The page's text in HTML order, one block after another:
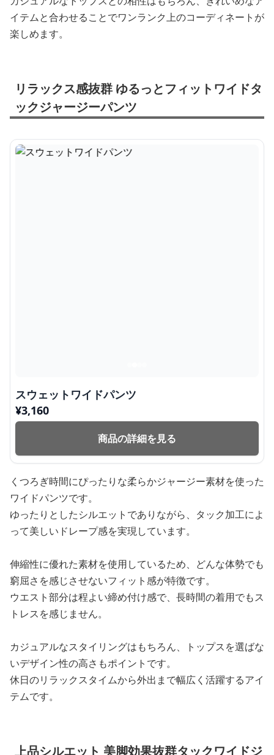
イテムと合わせることでワンランク上のコーディネートが
楽しめます。
リラックス感抜群 ゆるっとフィットワイドタ
ックジャージーパンツ
スウェットワイドパンツ
¥3,160
商品の詳細を見る
くつろぎ時間にぴったりな柔らかジャージー素材を使った
ワイドパンツです。
ゆったりとしたシルエットでありながら、タック加工によ
って美しいドレープ感を実現しています。
伸縮性に優れた素材を使用しているため、どんな体勢でも
窮屈さを感じさせないフィット感が特徴です。
ウエスト部分は程よい締め付け感で、長時間の着用でもス
トレスを感じません。
カジュアルなスタイリングはもちろん、トップスを選ばな
いデザイン性の高さもポイントです。
休日のリラックスタイムから外出まで幅広く活躍するアイ
テムです。
上品シルエット 美脚効果抜群タックワイドジ